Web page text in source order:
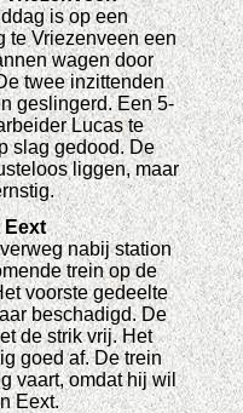
is op een
te Vriezenveen een
wagen door
twee inzittenden
geslingerd. Een 5-
Lucas te
slag gedood. De
liggen, maar
Eext
nabij station
trein op de
voorste gedeelte
beschadigd. De
de strik vrij. Het
goed af. De trein
vaart, omdat hij wil
Eext.